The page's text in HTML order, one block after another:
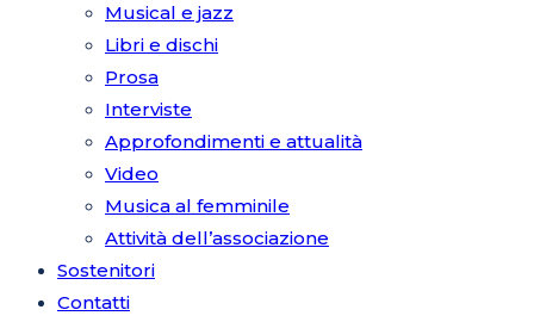
Musical e jazz
Libri e dischi
Prosa
Interviste
Approfondimenti e attualità
Video
Musica al femminile
Attività dell’associazione
Sostenitori
Contatti